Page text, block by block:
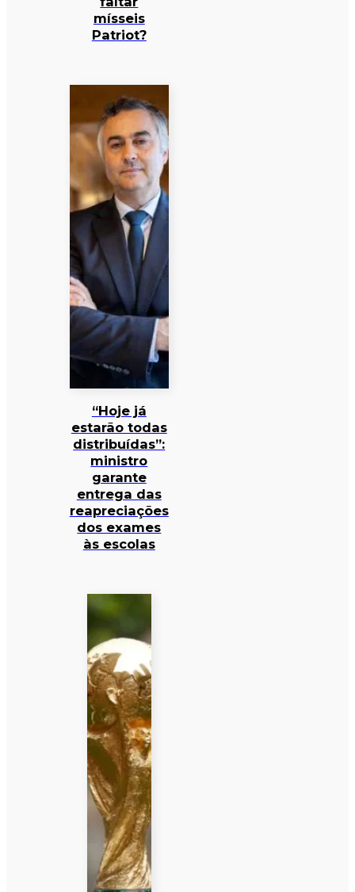
mísseis
Patriot?
“Hoje já
estarão todas
distribuídas”:
ministro
garante
entrega das
reapreciações
dos exames
às escolas